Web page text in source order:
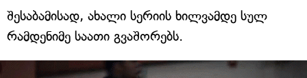
შესაბამისად, ახალი სერიის ხილვამდე სულ
რამდენიმე საათი გვაშორებს.